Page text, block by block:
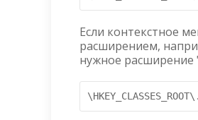
Если контекстное
расширением,
нужное расширение